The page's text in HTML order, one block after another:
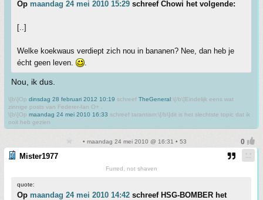
Op maandag 24 mei 2010 15:29 schreef Chowi het volgende:
[..]
Welke koekwaus verdiept zich nou in bananen? Nee, dan heb je
écht geen leven.
.
Nou, ik dus.
\[b\]Op dinsdag 28 februari 2012 10:19 schreef TheGeneral:\[/b\]Eindelijk eens wat
zinnige posts van Federer-fan O+ .
\[b\]Op maandag 24 mei 2010 16:33 schreef tarantism:\[/b\]dit is het slechtste topic dat ik
ooit heb gezien
• maandag 24 mei 2010 @ 16:31 • 53
Mister1977
Furred, not shaven
quote:
Op maandag 24 mei 2010 14:42 schreef HSG-BOMBER het